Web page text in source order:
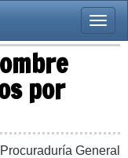
Toggle
por
General